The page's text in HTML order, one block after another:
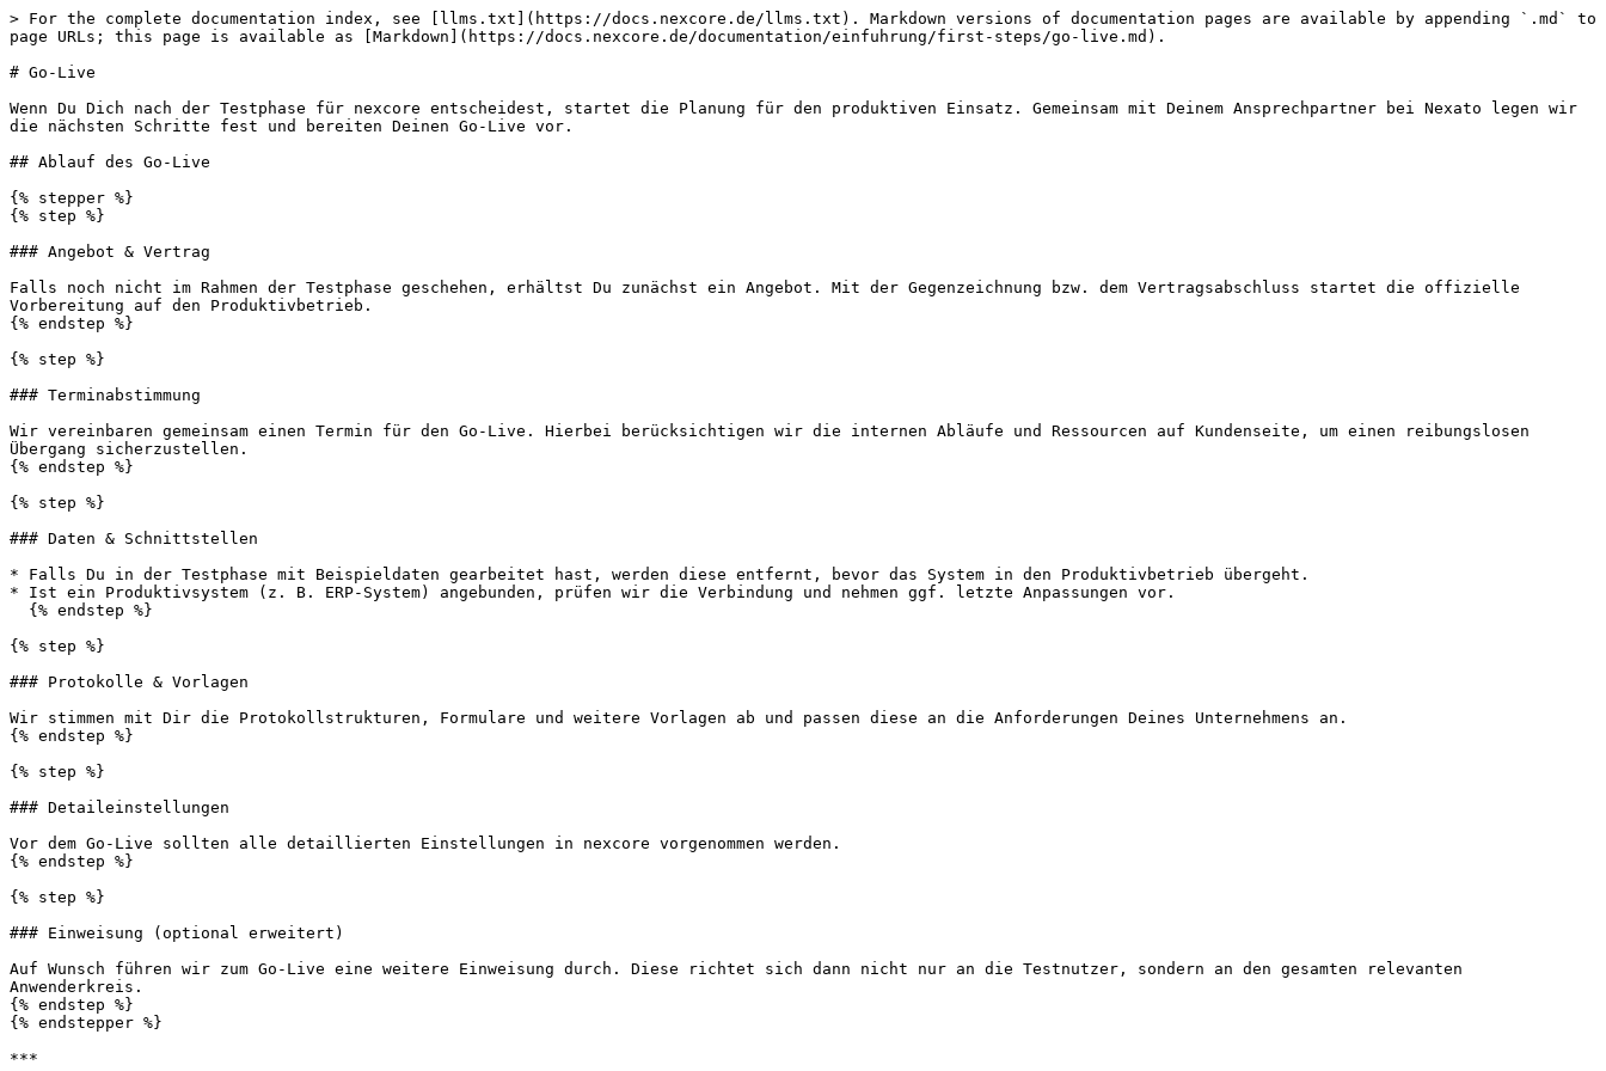
> For the complete documentation index, see [llms.txt](https://docs.nexcore.de/llms.txt). Markdown versions of documentation pages are available by appending `.md` to
page URLs; this page is available as [Markdown](https://docs.nexcore.de/documentation/einfuhrung/first-steps/go-live.md).
# Go-Live
Wenn Du Dich nach der Testphase für nexcore entscheidest, startet die Planung für den produktiven Einsatz. Gemeinsam mit Deinem Ansprechpartner bei Nexato legen wir
die nächsten Schritte fest und bereiten Deinen Go-Live vor.
## Ablauf des Go-Live
{% stepper %}
{% step %}
### Angebot & Vertrag
Falls noch nicht im Rahmen der Testphase geschehen, erhältst Du zunächst ein Angebot. Mit der Gegenzeichnung bzw. dem Vertragsabschluss startet die offizielle
Vorbereitung auf den Produktivbetrieb.
{% endstep %}
{% step %}
### Terminabstimmung
Wir vereinbaren gemeinsam einen Termin für den Go-Live. Hierbei berücksichtigen wir die internen Abläufe und Ressourcen auf Kundenseite, um einen reibungslosen
Übergang sicherzustellen.
{% endstep %}
{% step %}
### Daten & Schnittstellen
* Falls Du in der Testphase mit Beispieldaten gearbeitet hast, werden diese entfernt, bevor das System in den Produktivbetrieb übergeht.
* Ist ein Produktivsystem (z. B. ERP-System) angebunden, prüfen wir die Verbindung und nehmen ggf. letzte Anpassungen vor.
{% step %}
### Protokolle & Vorlagen
Wir stimmen mit Dir die Protokollstrukturen, Formulare und weitere Vorlagen ab und passen diese an die Anforderungen Deines Unternehmens an.
{% endstep %}
{% step %}
### Detaileinstellungen
Vor dem Go-Live sollten alle detaillierten Einstellungen in nexcore vorgenommen werden.
{% endstep %}
{% step %}
### Einweisung (optional erweitert)
Auf Wunsch führen wir zum Go-Live eine weitere Einweisung durch. Diese richtet sich dann nicht nur an die Testnutzer, sondern an den gesamten relevanten
Anwenderkreis.
{% endstep %}
{% endstepper %}
***